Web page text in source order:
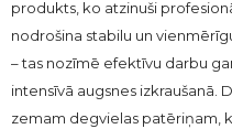
produkts, ko atzinuši
nodrošina stabilu un
– tas nozīmē efektīvu darbu
intensīvā augsnes izkraušanā.
zemam degvielas patēriņam,